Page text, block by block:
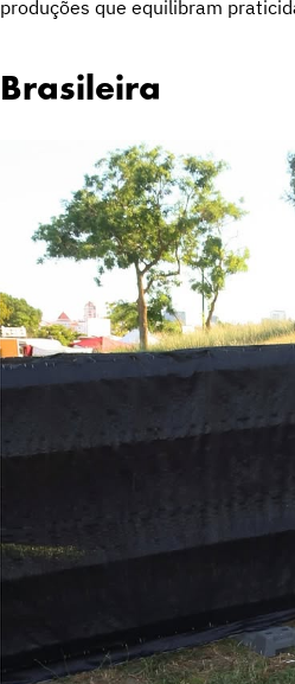
produções que equilibram
Brasileira